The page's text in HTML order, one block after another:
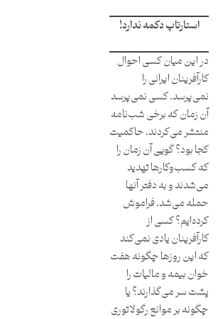
استارتاپ دکمه ندارد!
در این میان کسی احوال
کارآفرینان ایرانی را
نمی‌پرسد. کسی نمی‌پرسد
آن زمان که برخی شب‌نامه
منتشر می‌کردند، حاکمیت
کجا بود؟ گویی آن زمان را
که کسب‌وکارها تهدید
می‌شدند و به دفتر آنها
حمله می‌شد، فراموش
کرده‌ایم؟ کسی از
کارآفرینان یادی نمی‌کند
که این روزها چگونه هفت
خوان بیمه و مالیات را
پشت سر می‌گذارند؟ یا
چگونه بر موانع رگولاتوری